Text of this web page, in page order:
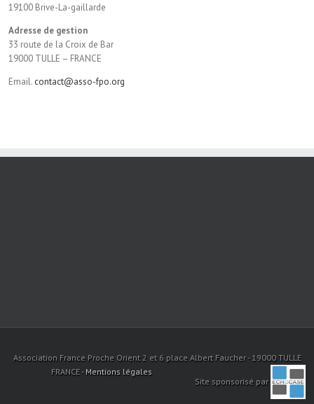
19100 Brive-La-gaillarde
Adresse de gestion
33 route de la Croix de Bar
19000 TULLE – FRANCE
Email. contact@asso-fpo.org
Association France Proche Orient 2 et 6 place Albert Faucher - 19000 TULLE
FRANCE - Mentions légales
Site sponsorisé par